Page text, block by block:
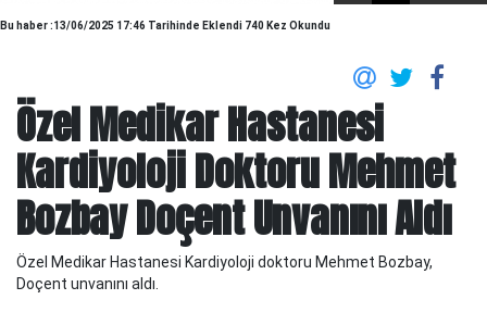
Bu haber :13/06/2025 17:46 Tarihinde Eklendi 740 Kez Okundu
Özel Medikar Hastanesi
Kardiyoloji Doktoru Mehmet
Bozbay Doçent Unvanını Aldı
Özel Medikar Hastanesi Kardiyoloji doktoru Mehmet Bozbay,
Doçent unvanını aldı.